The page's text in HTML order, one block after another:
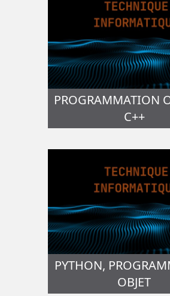
PROGRAMMATION
C++
PYTHON,
OBJET